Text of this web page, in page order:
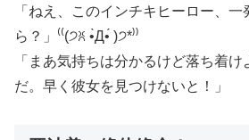
「ねえ、このインチキヒーロー、
ら？」⁽⁽(੭ꐦ •̀Д•́ )੭*⁾⁾
「まあ気持ちは分かるけど落ち着
だ。早く彼女を見つけないと！」